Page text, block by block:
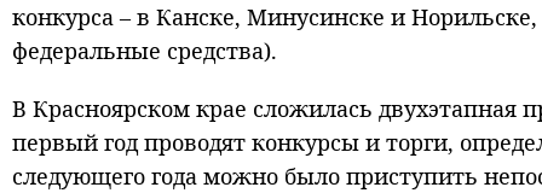
конкурса – в Канске, Минусинске и
федеральные средства).
В Красноярском крае сложилась двухэтапная
первый год проводят конкурсы и торги,
следующего года можно было приступить